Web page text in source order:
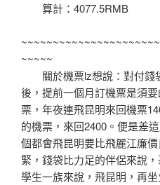
算計：4077.5RMB
~~~~~
關於機票lz想說：對付錢
後，提前一個月訂機票是須
票，年夜連飛昆明來回機票
的機票，來回2400。便是差
個都會飛昆明要比飛麗江廉
緊，錢袋比力足的伴侶來說
學生一族來說，飛昆明，再